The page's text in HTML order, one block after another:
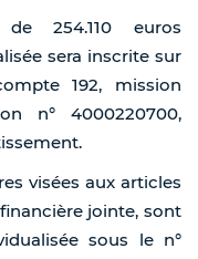
254.110 euros
sera inscrite sur
192, mission
n° 4000220700,
visées aux articles
jointe, sont
sous le n°